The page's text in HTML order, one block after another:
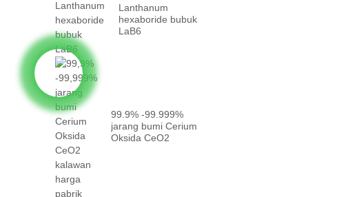
Lanthanum
hexaboride bubuk
LaB6
99.9% -99.999%
jarang bumi Cerium
Oksida CeO2